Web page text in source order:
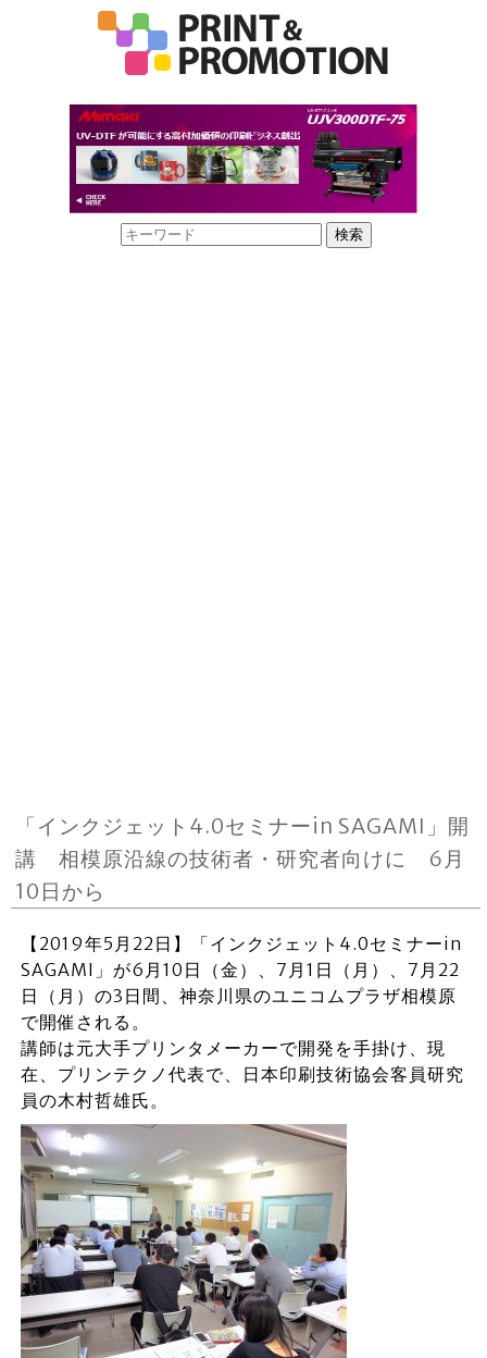
「インクジェット4.0セミナーin SAGAMI」開
講 相模原沿線の技術者・研究者向けに 6月
10日から
【2019年5月22日】「インクジェット4.0セミナーin
SAGAMI」が6月10日（金）、7月1日（月）、7月22
日（月）の3日間、神奈川県のユニコムプラザ相模原
で開催される。
講師は元大手プリンタメーカーで開発を手掛け、現
在、プリンテクノ代表で、日本印刷技術協会客員研究
員の木村哲雄氏。